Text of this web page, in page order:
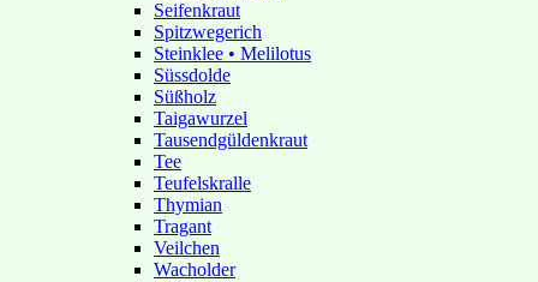
Seifenkraut
Spitzwegerich
Steinklee • Melilotus
Süssdolde
Süßholz
Taigawurzel
Tausendgüldenkraut
Tee
Teufelskralle
Thymian
Tragant
Veilchen
Wacholder